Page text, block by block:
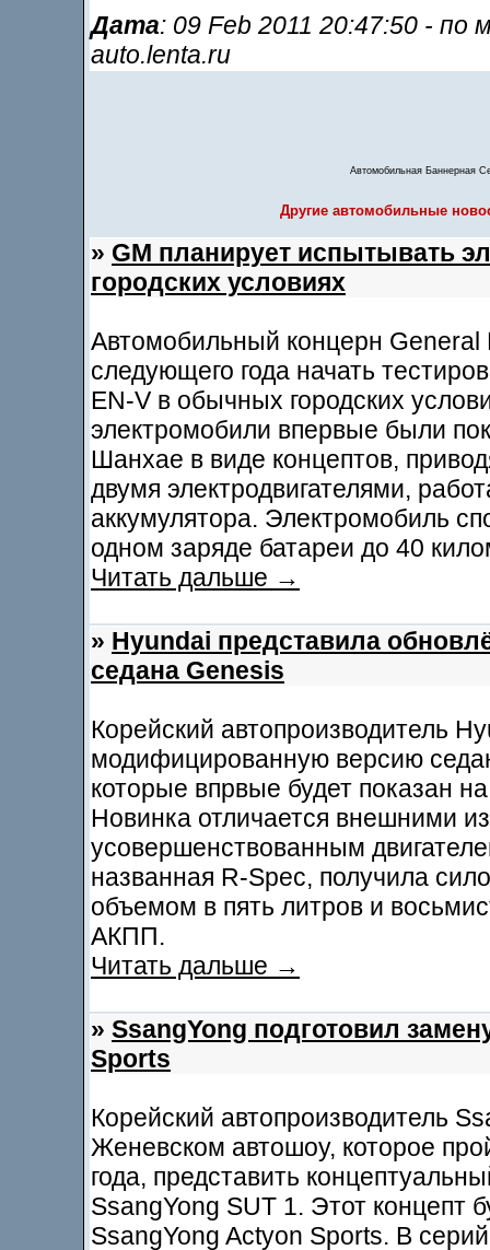
Дата: 09 Feb 2011 20:47:50 - по
auto.lenta.ru
Автомобильная Баннерная
Другие автомобильные
» GM планирует испытывать
городских условиях
Автомобильный концерн
следующего года начать
EN-V в обычных городских
электромобили впервые были
Шанхае в виде концептов,
двумя электродвигателями,
аккумулятора. Электромобиль
одном заряде батареи до 40
Читать дальше →
» Hyundai представила
седана Genesis
Корейский автопроизводитель
модифицированную версию
которые впрвые будет показан
Новинка отличается внешними
усовершенствованным
названная R-Spec, получила
объемом в пять литров и
АКПП.
Читать дальше →
» SsangYong подготовил
Sports
Корейский автопроизводитель
Женевском автошоу, которое
года, представить
SsangYong SUT 1. Этот концепт
SsangYong Actyon Sports. В